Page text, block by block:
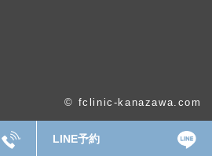
© fclinic-kanazawa.com
LINE予約